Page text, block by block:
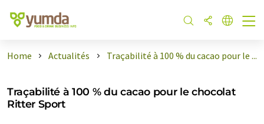
Home Actualités Traçabilité à 100 % du cacao pour le ...
Traçabilité à 100 % du cacao pour le chocolat
Ritter Sport